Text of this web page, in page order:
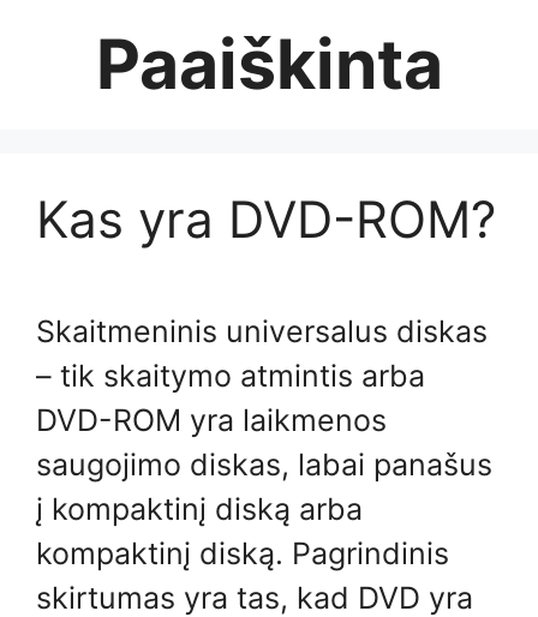
Paaiškinta
Kas yra DVD-ROM?
Skaitmeninis universalus diskas
– tik skaitymo atmintis arba
DVD-ROM yra laikmenos
saugojimo diskas, labai panašus
į kompaktinį diską arba
kompaktinį diską. Pagrindinis
skirtumas yra tas, kad DVD yra